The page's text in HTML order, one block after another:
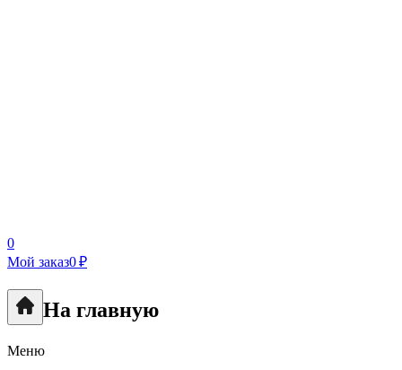
0
Мой заказ0 ₽
На главную
Меню